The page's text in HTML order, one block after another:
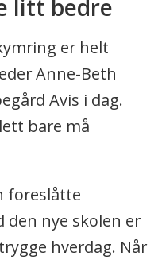
litt bedre
er helt
Anne-Beth
Avis i dag.
bare må
foreslåtte
den nye skolen er
hverdag. Når